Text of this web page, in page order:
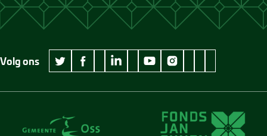
Volg ons
twitter Museum Jan Cunen
facebook Museum Jan Cunen
wikipedia Museum Jan Cunen
linkedin Museum Jan Cunen
googleplus Museum Jan Cunen
youtube Museum Jan Cunen
instagram Museum